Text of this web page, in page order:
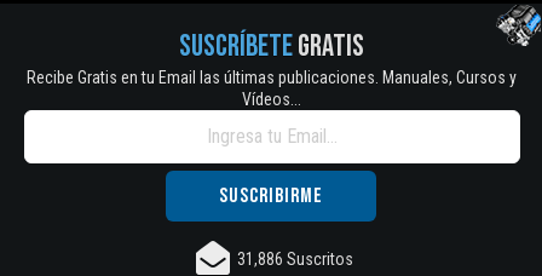
SUSCRÍBETEGRATIS
Recibe Gratis en tu Email las últimas publicaciones. Manuales, Cursos y
Vídeos...
31,886 Suscritos